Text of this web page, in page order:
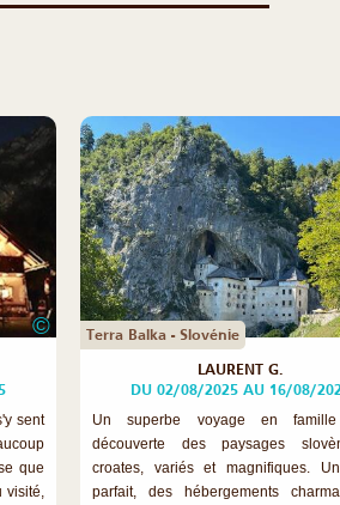
©
sent
que
Terra Balka - Slovénie
LAURENT G.
DU 02/08/2025 AU 16/08/
Un superbe voyage en
découverte des paysages
croates, variés et magnifiques.
parfait, des hébergements